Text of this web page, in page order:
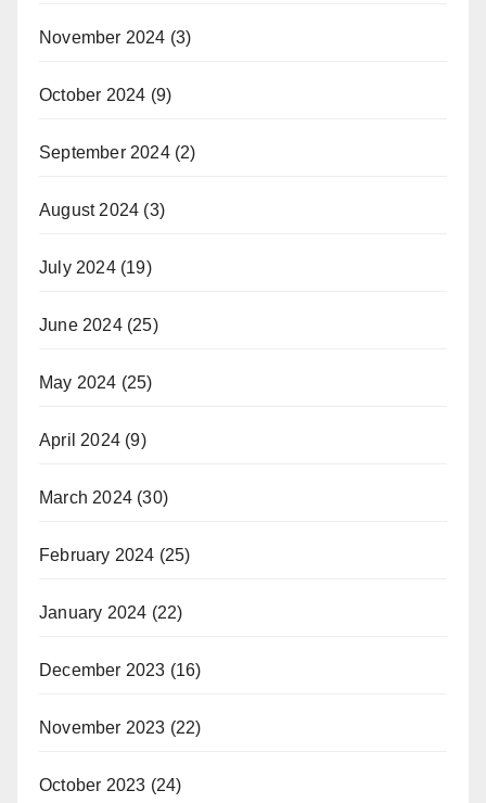
November 2024 (3)
October 2024 (9)
September 2024(2)
August 2024 (3)
July 2024(19)
June 2024(25)
May 2024 (25)
April 2024 (9)
March 2024 (30)
February 2024 (25)
January 2024 (22)
December 2023 (16)
November 2023 (22)
October 2023 (24)